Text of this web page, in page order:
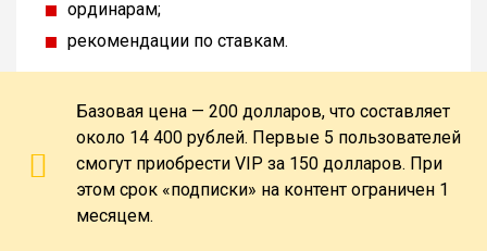
ординарам;
рекомендации по ставкам.
Базовая цена — 200 долларов, что составляет
около 14 400 рублей. Первые 5 пользователей
смогут приобрести VIP за 150 долларов. При
этом срок «подписки» на контент ограничен 1
месяцем.